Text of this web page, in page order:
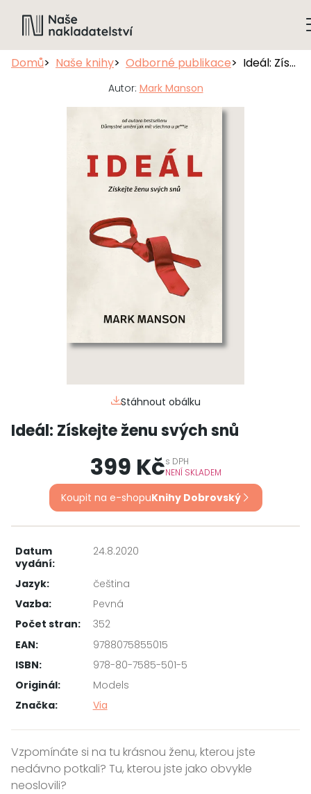
Domů Naše knihy Odborné publikace Ideál: Získejte ženu svých snů
Autor: Mark Manson
Stáhnout obálku
Ideál: Získejte ženu svých snů
399 Kčs DPH
NENÍ SKLADEM
Koupit na e-shopuKnihy Dobrovský
Datum
vydání:
24.8.2020
Jazyk:
čeština
Vazba:
Pevná
Počet stran:
352
EAN:
9788075855015
ISBN:
978-80-7585-501-5
Originál:
Models
Značka:
Via
Vzpomínáte si na tu krásnou ženu, kterou jste
nedávno potkali? Tu, kterou jste jako obvykle
neoslovili?